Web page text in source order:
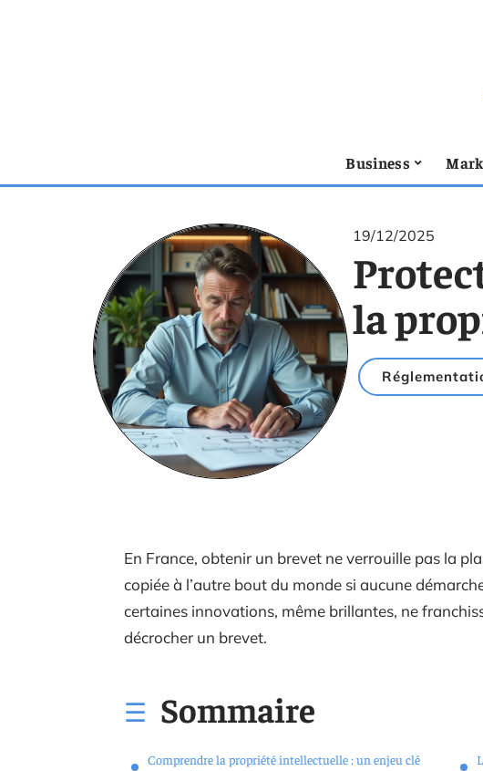
Business
19/12/2025
la
En France, obtenir un brevet ne verrouille pas la
copiée à l’autre bout du monde si aucune
certaines innovations, même brillantes, ne
décrocher un brevet.
Sommaire
Comprendre la propriété intellectuelle : un enjeu clé